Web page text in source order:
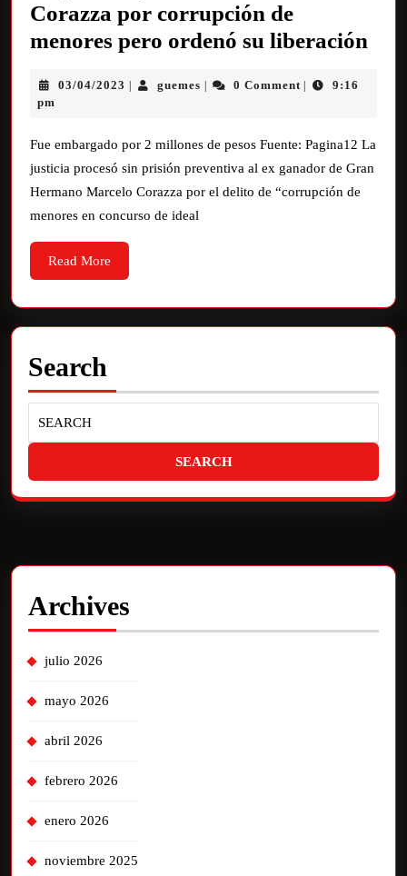
Corazza por corrupción de
menores pero ordenó su liberación
03/04/2023 guemes 0 Comment
9:16
pm
Fue embargado por 2 millones de pesos Fuente: Pagina12 La
justicia procesó sin prisión preventiva al ex ganador de Gran
Hermano Marcelo Corazza por el delito de “corrupción de
menores en concurso de ideal
Read More
Search
Archives
julio 2026
mayo 2026
abril 2026
febrero 2026
enero 2026
noviembre 2025